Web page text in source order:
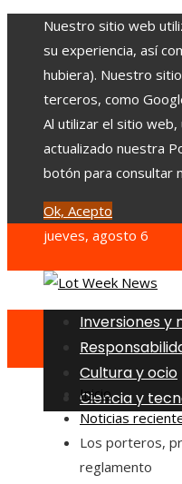
Nuestro sitio web
su experiencia, así
hubiera). Nuestro
terceros, como
Al utilizar el sitio
actualizado nuestra
botón para consultar
Ok, Acepto
jueves, agosto 6
Inversiones y
Cultura y ocio
Ciencia y
Inicio
Noticias
Los porteros,
reglamento